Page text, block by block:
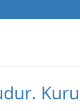
Kuru